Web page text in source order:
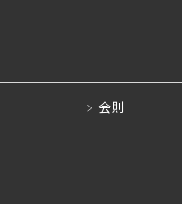
会則